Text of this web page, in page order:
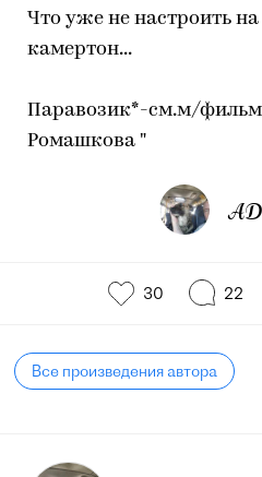
Что уже не настроить на
камертон...
Паравозик*-см.м/фильм
Ромашкова "
30 22
Все произведения автора